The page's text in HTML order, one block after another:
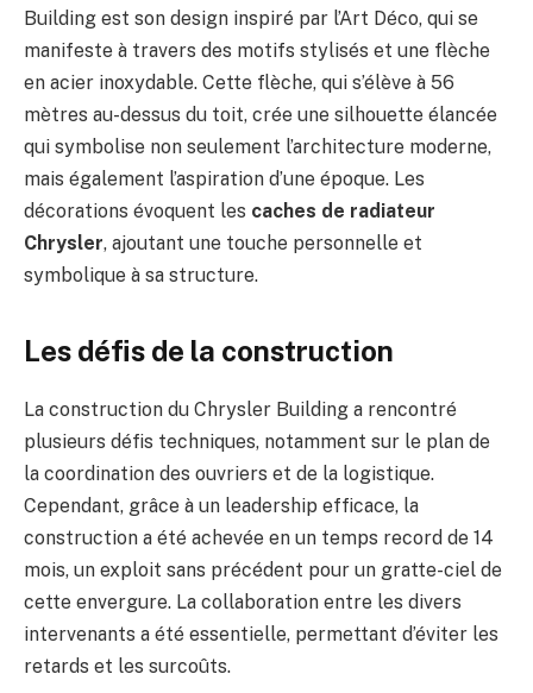
Building est son design inspiré par l’Art Déco, qui se
manifeste à travers des motifs stylisés et une flèche
en acier inoxydable. Cette flèche, qui s’élève à 56
mètres au-dessus du toit, crée une silhouette élancée
qui symbolise non seulement l’architecture moderne,
mais également l’aspiration d’une époque. Les
décorations évoquent les caches de radiateur
Chrysler, ajoutant une touche personnelle et
symbolique à sa structure.
Les défis de la construction
La construction du Chrysler Building a rencontré
plusieurs défis techniques, notamment sur le plan de
la coordination des ouvriers et de la logistique.
Cependant, grâce à un leadership efficace, la
construction a été achevée en un temps record de 14
mois, un exploit sans précédent pour un gratte-ciel de
cette envergure. La collaboration entre les divers
intervenants a été essentielle, permettant d’éviter les
retards et les surcoûts.